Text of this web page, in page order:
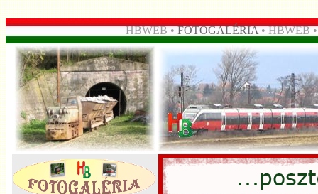
HBWEB •FOTOGALÉRIA• HBWEB